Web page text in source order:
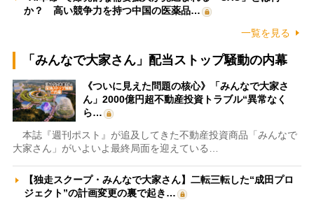
か？ 高い競争力を持つ中国の医薬品…
一覧を見る
「みんなで大家さん」配当ストップ騒動の内幕
《ついに見えた問題の核心》「みんなで大家さ
ん」2000億円超不動産投資トラブル“異常なく
ら…
本誌『週刊ポスト』が追及してきた不動産投資商品「みんなで
大家さん」がいよいよ最終局面を迎えている…
【独走スクープ・みんなで大家さん】二転三転した“成田プロ
ジェクト”の計画変更の裏で起き…